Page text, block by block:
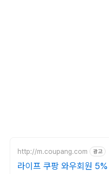
http://m.coupang.com 광고
라이프 쿠팡 와우회원